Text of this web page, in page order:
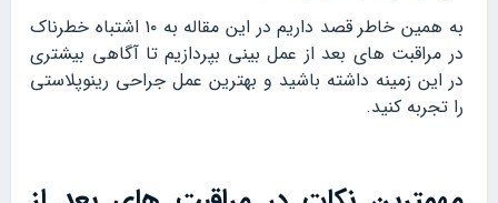
به همین خاطر قصد داریم در این مقاله به ۱۰ اشتباه خطرناک
در مراقبت های بعد از عمل بینی بپردازیم تا آگاهی بیشتری
در این زمینه داشته باشید و بهترین عمل جراحی رینوپلاستی
را تجربه کنید.